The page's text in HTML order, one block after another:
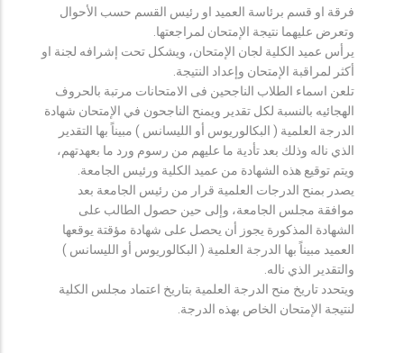
فرقة او قسم برئاسة العميد او رئيس القسم حسب الأحوال
وتعرض عليهما نتيجة الإمتحان لمراجعتها.
يرأس عميد الكلية لجان الإمتحان، ويشكل تحت إشرافه لجنة او
أكثر لمراقبة الإمتحان وإعداد النتيجة.
تلعن اسماء الطلاب الناجحين فى الامتحانات مرتبة بالحروف
الهجائيه بالنسبة لكل تقدير ويمنح الناجحون في الإمتحان شهادة
الدرجة العلمية ( البكالوريوس أو الليسانس ) مبيناً بها التقدير
الذي ناله وذلك بعد تأدية ما عليهم من رسوم ورد ما بعهدتهم،
ويتم توقيع هذه الشهادة من عميد الكلية ورئيس الجامعة.
يصدر بمنح الدرجات العلمية قرار من رئيس الجامعة بعد
موافقة مجلس الجامعة، وإلى حين حصول الطالب على
الشهادة المذكورة يجوز أن يحصل على شهادة مؤقتة يوقعها
العميد مبيناً بها الدرجة العلمية ( البكالوريوس أو الليسانس )
والتقدير الذي ناله.
ويتحدد تاريخ منح الدرجة العلمية بتاريخ اعتماد مجلس الكلية
لنتيجة الإمتحان الخاص بهذه الدرجة.